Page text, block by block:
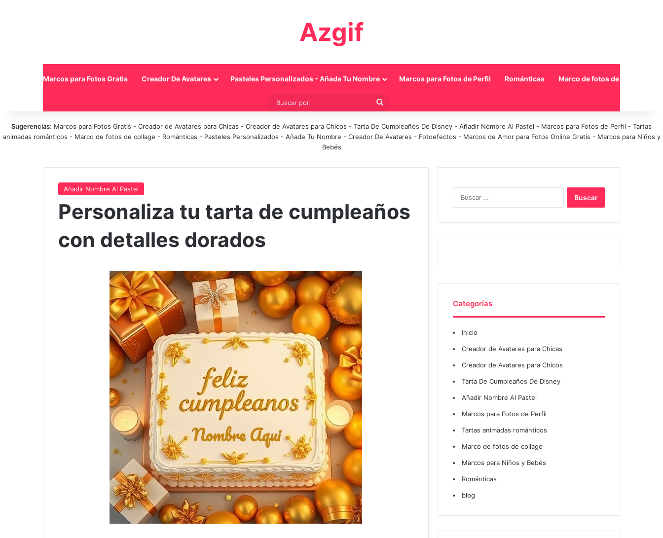
Azgif
Marcos para Fotos Gratis Creador De Avatares Pasteles Personalizados – Añade Tu Nombre Marcos para Fotos de Perfil Románticas Marco de fotos de collage
Buscar
Sugerencias: Marcos para Fotos Gratis - Creador de Avatares para Chicas - Creador de Avatares para Chicos - Tarta De Cumpleaños De Disney - Añadir Nombre Al Pastel - Marcos para Fotos de Perfil - Tartas
animadas románticos - Marco de fotos de collage - Románticas - Pasteles Personalizados - Añade Tu Nombre - Creador De Avatares - Fotoefectos - Marcos de Amor para Fotos Online Gratis - Marcos para Niños y
Bebés
Añadir Nombre Al Pastel
Personaliza tu tarta de cumpleaños
con detalles dorados
Categorías
Inicio
Creador de Avatares para Chicas
Creador de Avatares para Chicos
Tarta De Cumpleaños De Disney
Añadir Nombre Al Pastel
Marcos para Fotos de Perfil
Tartas animadas románticos
Marco de fotos de collage
Marcos para Niños y Bebés
Románticas
blog